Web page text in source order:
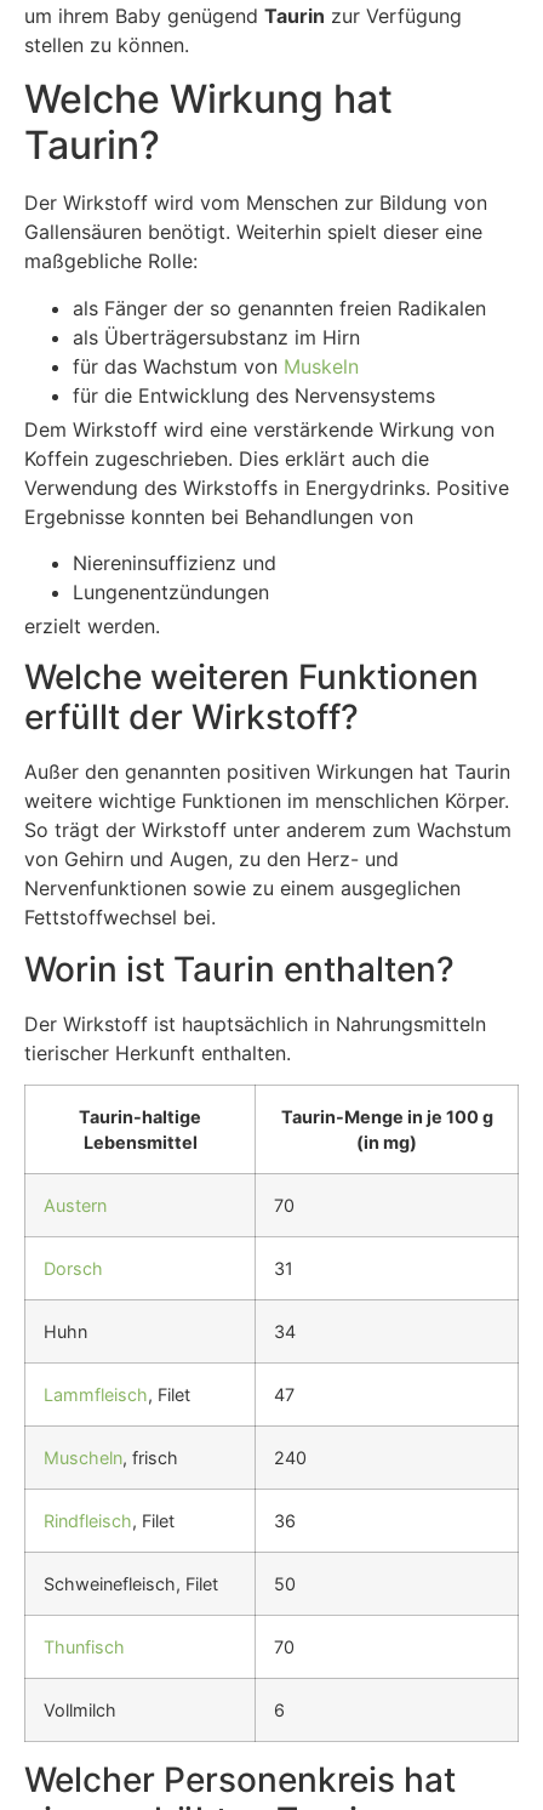
um ihrem Baby genügend Taurin zur Verfügung
stellen zu können.
Welche Wirkung hat
Taurin?
Der Wirkstoff wird vom Menschen zur Bildung von
Gallensäuren benötigt. Weiterhin spielt dieser eine
maßgebliche Rolle:
als Fänger der so genannten freien Radikalen
als Überträgersubstanz im Hirn
für das Wachstum von Muskeln
für die Entwicklung des Nervensystems
Dem Wirkstoff wird eine verstärkende Wirkung von
Koffein zugeschrieben. Dies erklärt auch die
Verwendung des Wirkstoffs in Energydrinks. Positive
Ergebnisse konnten bei Behandlungen von
Niereninsuffizienz und
Lungenentzündungen
erzielt werden.
Welche weiteren Funktionen
erfüllt der Wirkstoff?
Außer den genannten positiven Wirkungen hat Taurin
weitere wichtige Funktionen im menschlichen Körper.
So trägt der Wirkstoff unter anderem zum Wachstum
von Gehirn und Augen, zu den Herz- und
Nervenfunktionen sowie zu einem ausgeglichen
Fettstoffwechsel bei.
Worin ist Taurin enthalten?
Der Wirkstoff ist hauptsächlich in Nahrungsmitteln
tierischer Herkunft enthalten.
Taurin-haltige
Lebensmittel
Taurin-Menge in je 100 g
(in mg)
Austern 70
Dorsch 31
Huhn 34
Lammfleisch, Filet 47
Muscheln, frisch 240
Rindfleisch, Filet 36
Schweinefleisch, Filet 50
Thunfisch 70
Vollmilch 6
Welcher Personenkreis hat